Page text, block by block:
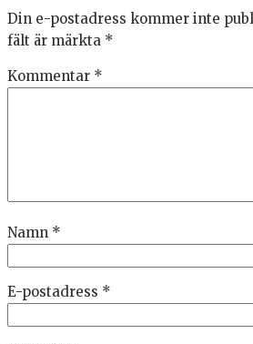
Din e-postadress kommer inte
fält är märkta *
Kommentar *
Namn *
E-postadress *